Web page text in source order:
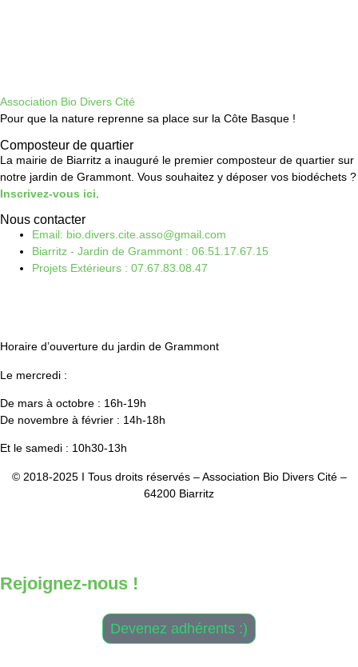
Association Bio Divers Cité
Pour que la nature reprenne sa place sur la Côte Basque !
Composteur de quartier
La mairie de Biarritz a inauguré le premier composteur de quartier sur
notre jardin de Grammont. Vous souhaitez y déposer vos biodéchets ?
Inscrivez-vous ici
Nous contacter
Email: bio.divers.cite.asso@gmail.com
Biarritz - Jardin de Grammont : 06.51.17.67.15
Projets Extérieurs : 07.67.83.08.47
Horaire d’ouverture du jardin de Grammont
Le mercredi :
De mars à octobre : 16h-19h
De novembre à février : 14h-18h
Et le samedi : 10h30-13h
© 2018-2025 I Tous droits réservés – Association Bio Divers Cité –
64200 Biarritz
Rejoignez-nous !
Devenez adhérents :)